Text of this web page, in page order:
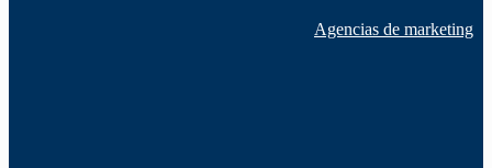
Agencias de marketing